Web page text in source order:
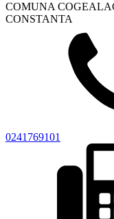
COMUNA
CONSTANTA
0241769101